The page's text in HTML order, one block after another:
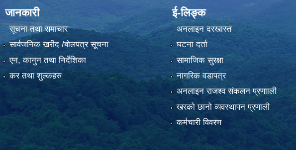
जानकारी
सूचना तथा समाचार
सार्वजनिक खरीद /बोलपत्र सूचना
एन, कानुन तथा निर्देशिका
कर तथा शुल्कहरु
ई-लिङ्क
अनलाइन दरखास्त
घटना दर्ता
सामाजिक सुरक्षा
नागरिक वडापत्र
अनलाइन राजश्व संकलन प्रणााली
खरको छानो व्यवस्थापन प्रणाली
कर्मचारी विवरण